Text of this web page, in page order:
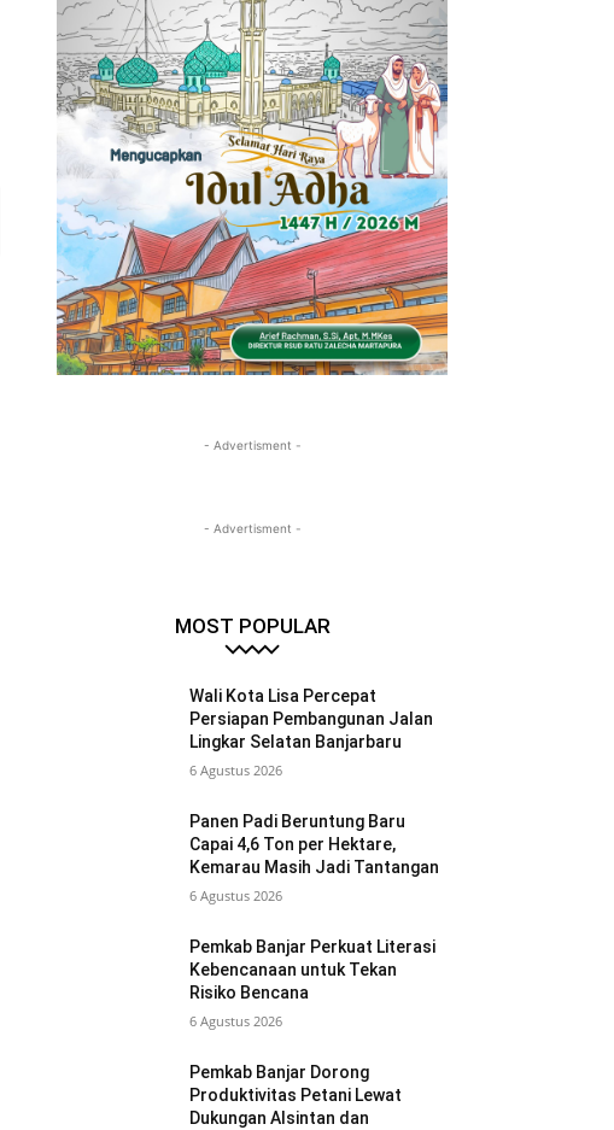
- Advertisment -
- Advertisment -
MOST POPULAR
Wali Kota Lisa Percepat
Persiapan Pembangunan Jalan
Lingkar Selatan Banjarbaru
6 Agustus 2026
Panen Padi Beruntung Baru
Capai 4,6 Ton per Hektare,
Kemarau Masih Jadi Tantangan
6 Agustus 2026
Pemkab Banjar Perkuat Literasi
Kebencanaan untuk Tekan
Risiko Bencana
6 Agustus 2026
Pemkab Banjar Dorong
Produktivitas Petani Lewat
Dukungan Alsintan dan